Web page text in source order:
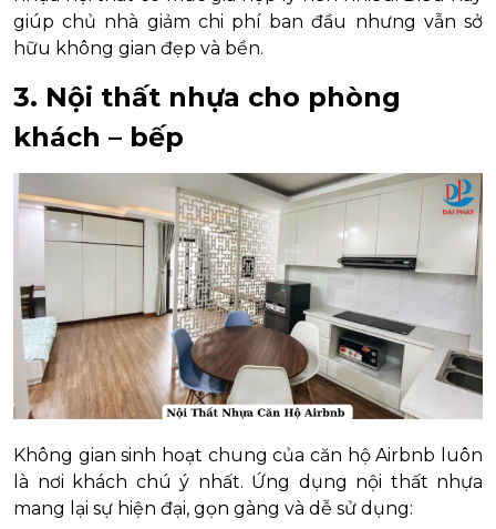
giúp chủ nhà giảm chi phí ban đầu nhưng vẫn sở
hữu không gian đẹp và bền.
3. Nội thất nhựa cho phòng
khách – bếp
Không gian sinh hoạt chung của căn hộ Airbnb luôn
là nơi khách chú ý nhất. Ứng dụng nội thất nhựa
mang lại sự hiện đại, gọn gàng và dễ sử dụng: